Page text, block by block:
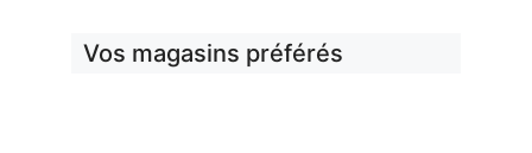
Vos magasins préférés